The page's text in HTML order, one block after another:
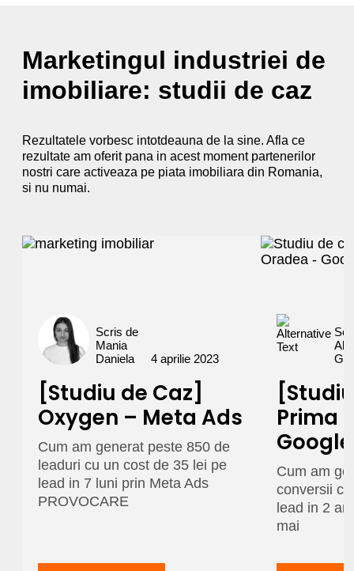
Marketingul industriei de
imobiliare: studii de caz
Rezultatele vorbesc intotdeauna de la sine. Afla ce
rezultate am oferit pana in acest moment partenerilor
nostri care activeaza pe piata imobiliara din Romania,
si nu numai.
Scris de
Mania
Daniela
4 aprilie 2023
[Studiu de Caz]
Oxygen – Meta Ads
Cum am generat peste 850 de
leaduri cu un cost de 35 lei pe
lead in 7 luni prin Meta Ads
PROVOCARE
Prima
Cum am
conversii
lead in 2
mai